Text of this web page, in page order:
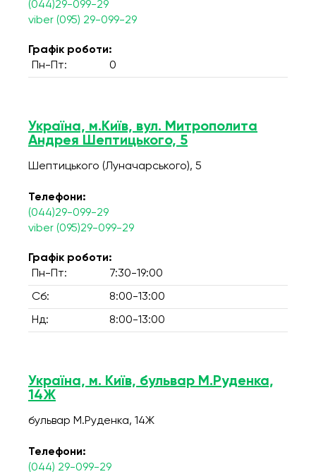
(044)29-099-29
viber (095) 29-099-29
Графік роботи:
Пн-Пт:
0
Україна, м.Київ, вул. Митрополита
Андрея Шептицького, 5
Шептицького (Луначарського), 5
Телефони:
(044)29-099-29
viber (095)29-099-29
Графік роботи:
Пн-Пт:
7:30-19:00
Сб: 8:00-13:00
Нд: 8:00-13:00
Україна, м. Київ, бульвар М.Руденка,
14Ж
бульвар М.Руденка, 14Ж
Телефони:
(044) 29-099-29